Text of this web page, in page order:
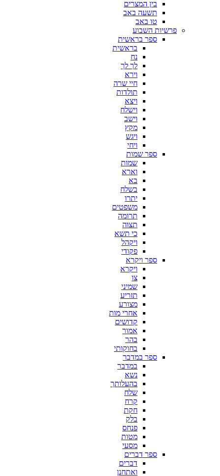
בין המצרים
תשעה באב
טו באב
פרשיות השבוע
ספר בראשית
בראשית
נח
לך לך
וירא
חיי שרה
תולדות
ויצא
וישלח
וישב
מקץ
ויגש
ויחי
ספר שמות
שמות
וארא
בא
בשלח
יתרו
משפטים
תרומה
תצוה
כי תשא
ויקהל
פקודי
ספר ויקרא
ויקרא
צו
שמיני
תזריע
מצורע
אחרי מות
קדושים
אמור
בהר
בחוקותי
ספר במדבר
במדבר
נשא
בהעלותך
שלח
קרח
חקת
בלק
פנחס
מטות
מסעי
ספר דברים
דברים
ואתחנן